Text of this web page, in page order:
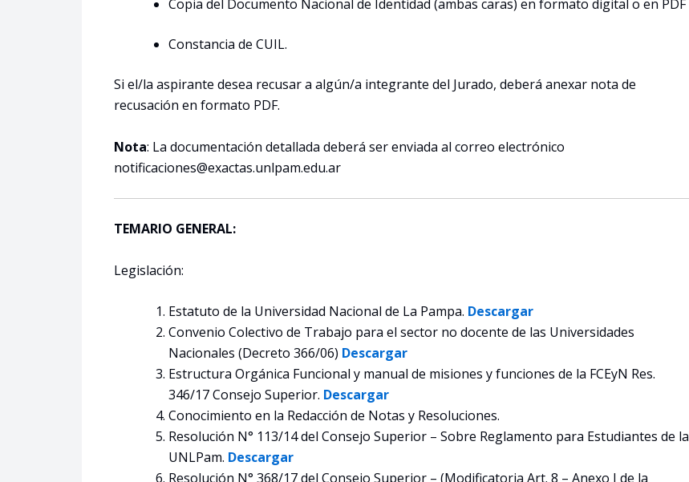
Copia del Documento Nacional de Identidad (ambas caras) en formato digital o en PDF
Constancia de CUIL.
Si el/la aspirante desea recusar a algún/a integrante del Jurado, deberá anexar nota de
recusación en formato PDF.
Nota: La documentación detallada deberá ser enviada al correo electrónico
notificaciones@exactas.unlpam.edu.ar
TEMARIO GENERAL:
Legislación:
Estatuto de la Universidad Nacional de La Pampa. Descargar
Convenio Colectivo de Trabajo para el sector no docente de las Universidades
Nacionales (Decreto 366/06) Descargar
Estructura Orgánica Funcional y manual de misiones y funciones de la FCEyN Res.
346/17 Consejo Superior. Descargar
Conocimiento en la Redacción de Notas y Resoluciones.
Resolución N° 113/14 del Consejo Superior – Sobre Reglamento para Estudiantes de la
UNLPam. Descargar
Resolución N° 368/17 del Consejo Superior – (Modificatoria Art. 8 – Anexo I de la